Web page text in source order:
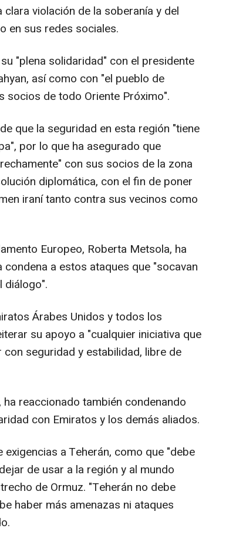
violación de la soberanía y del
en sus redes sociales.
"plena solidaridad" con el presidente
así como con "el pueblo de
socios de todo Oriente Próximo".
que la seguridad en esta región "tiene
por lo que ha asegurado que
con sus socios de la zona
diplomática, con el fin de poner
iraní tanto contra sus vecinos como
Europeo, Roberta Metsola, ha
a estos ataques que "socavan
diálogo".
Árabes Unidos y todos los
su apoyo a "cualquier iniciativa que
seguridad y estabilidad, libre de
reaccionado también condenando
con Emiratos y los demás aliados.
a Teherán, como que "debe
de usar a la región y al mundo
de Ormuz. "Teherán no debe
haber más amenazas ni ataques